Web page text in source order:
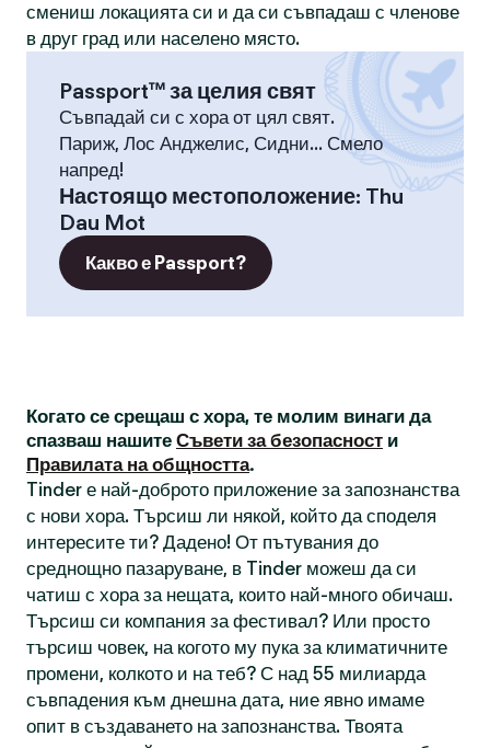
смениш локацията си и да си съвпадаш с членове
в друг град или населено място.
Passport™ за целия свят
Съвпадай си с хора от цял свят.
Париж, Лос Анджелис, Сидни... Смело
напред!
Настоящо местоположение: Thu
Dau Mot
Какво е Passport?
Когато се срещаш с хора, те молим винаги да
спазваш нашите Съвети за безопасност и
Правилата на общността.
Tinder е най-доброто приложение за запознанства
с нови хора. Търсиш ли някой, който да споделя
интересите ти? Дадено! От пътувания до
среднощно пазаруване, в Tinder можеш да си
чатиш с хора за нещата, които най-много обичаш.
Търсиш си компания за фестивал? Или просто
търсиш човек, на когото му пука за климатичните
промени, колкото и на теб? С над 55 милиарда
съвпадения към днешна дата, ние явно имаме
опит в създаването на запознанства. Твоята